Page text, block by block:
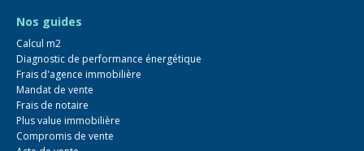
Nos guides
Calcul m2
Diagnostic de performance énergétique
Frais d'agence immobilière
Mandat de vente
Frais de notaire
Plus value immobilière
Compromis de vente